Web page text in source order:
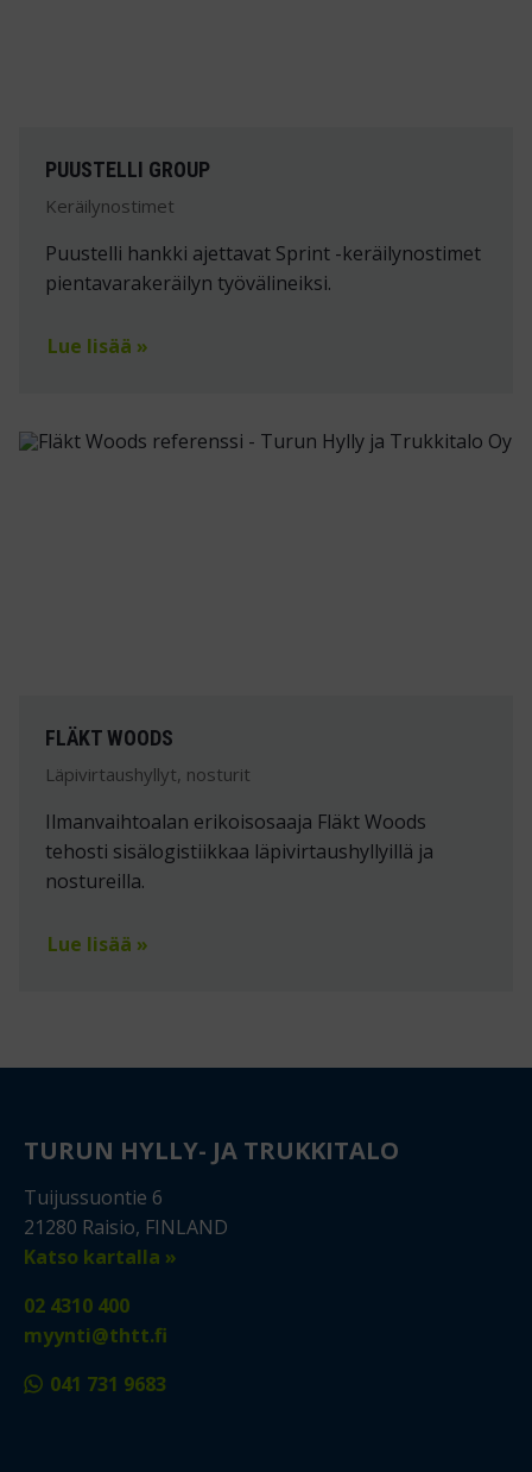
PUUSTELLI GROUP
Keräilynostimet
Puustelli hankki ajettavat Sprint -keräilynostimet
pientavarakeräilyn työvälineiksi.
Lue lisää »
FLÄKT WOODS
Läpivirtaushyllyt, nosturit
Ilmanvaihtoalan erikoisosaaja Fläkt Woods
tehosti sisälogistiikkaa läpivirtaushyllyillä ja
nostureilla.
Lue lisää »
TURUN HYLLY- JA TRUKKITALO
Tuijussuontie 6
21280 Raisio, FINLAND
Katso kartalla »
02 4310 400
myynti@thtt.fi
041 731 9683